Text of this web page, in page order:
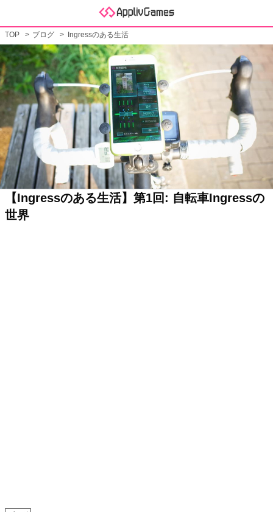
TOP ブログ Ingressのある生活
【Ingressのある生活】第1回: 自転車Ingressの
世界